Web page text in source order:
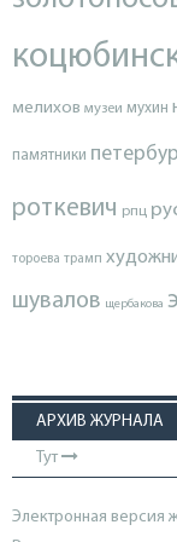
мелихов музеи мухин
памятники
роткевич рпц
тороева трамп
шувалов щербакова
АРХИВ ЖУРНАЛА
Тут
Электронная версия